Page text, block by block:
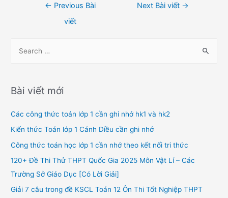
← Previous Bài
viết
Next Bài viết →
r
h
f
o
Bài viết mới
Các công thức toán lớp 1 cần ghi nhớ hk1 và hk2
Kiến thức Toán lớp 1 Cánh Diều cần ghi nhớ
Công thức toán học lớp 1 cần nhớ theo kết nối tri thức
120+ Đề Thi Thử THPT Quốc Gia 2025 Môn Vật Lí – Các
Trường Sở Giáo Dục [Có Lời Giải]
Giải 7 câu trong đề KSCL Toán 12 Ôn Thi Tốt Nghiệp THPT